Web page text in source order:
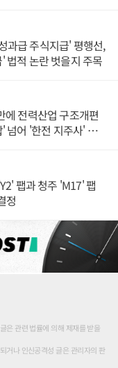
과급 주식지급' 평행선,
법적 논란 벗을지 주목
에 전력산업 구조개편
어 '한전 지주사' 재편
팹과 청주 'M17' 팹
정
은 관련 법률에 의해 제재를 받을
거나 인신공격성 글은 관리자의 판